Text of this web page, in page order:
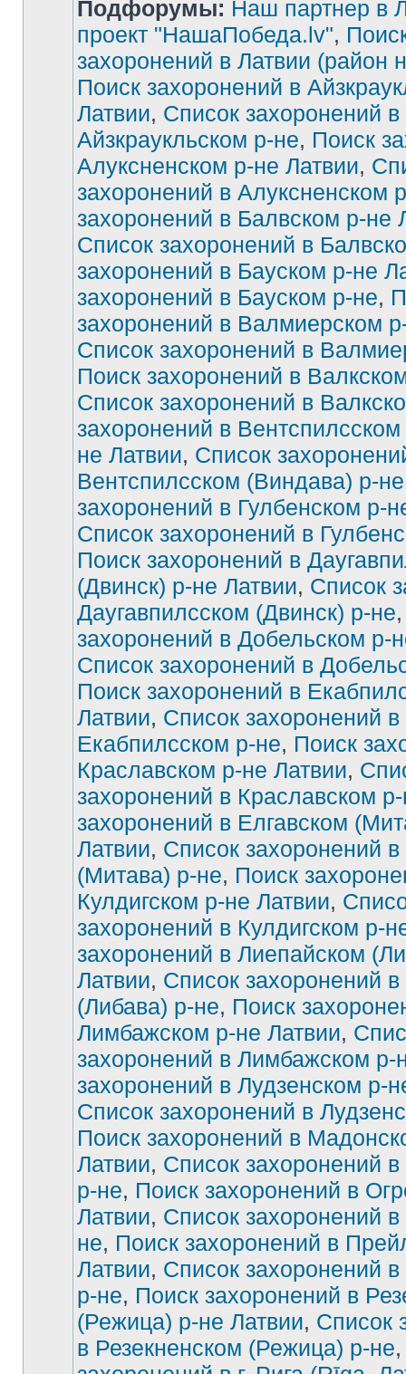
Нет
непрочитанных
сообщений
Подфорумы: Наш партнер в
проект "НашаПобеда.lv",
захоронений в Латвии (район
Поиск захоронений в
Латвии, Список захоронений в
Айзкраукльском р-не, Поиск
Алуксненском р-не Латвии,
захоронений в Алуксненском
захоронений в Балвском р-не
Список захоронений в
захоронений в Бауском р-не
захоронений в Бауском р-не,
захоронений в Валмиерском
Список захоронений в
Поиск захоронений в
Список захоронений в
захоронений в
не Латвии, Список
Вентспилсском (Виндава) р-не
захоронений в Гулбенском р-
Список захоронений в
Поиск захоронений в
(Двинск) р-не Латвии, Список
Даугавпилсском (Двинск) р-не
захоронений в Добельском р-
Список захоронений в
Поиск захоронений в
Латвии, Список захоронений в
Екабпилсском р-не, Поиск
Краславском р-не Латвии,
захоронений в Краславском
захоронений в Елгавском
Латвии, Список захоронений
(Митава) р-не, Поиск
Кулдигском р-не Латвии,
захоронений в Кулдигском р-
захоронений в Лиепайском
Латвии, Список захоронений
(Либава) р-не, Поиск
Лимбажском р-не Латвии,
захоронений в Лимбажском р-
захоронений в Лудзенском р-
Список захоронений в
Поиск захоронений в
Латвии, Список захоронений
р-не, Поиск захоронений в
Латвии, Список захоронений
не, Поиск захоронений в
Латвии, Список захоронений
р-не, Поиск захоронений в
(Режица) р-не Латвии, Список
в Резекненском (Режица) р-не